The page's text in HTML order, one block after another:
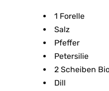
1 Forelle
Salz
Pfeffer
Petersilie
2 Scheiben
Dill